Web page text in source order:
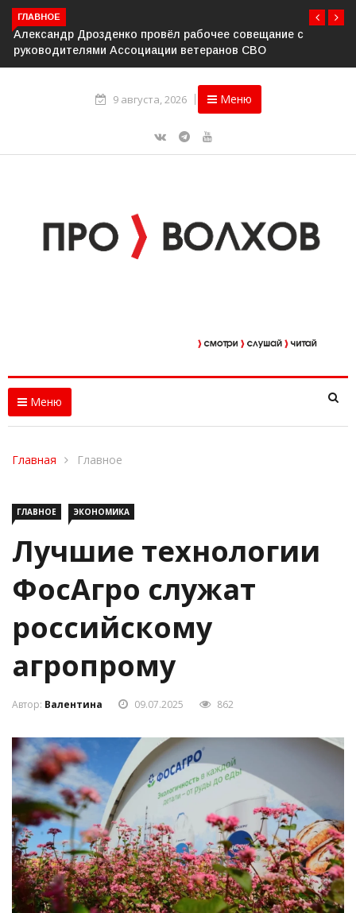
ГЛАВНОЕ
Александр Дрозденко провёл рабочее совещание с
руководителями Ассоциации ветеранов СВО
9 августа, 2026 Меню
Меню
Главная Главное
ГЛАВНОЕ ЭКОНОМИКА
Лучшие технологии
ФосАгро служат
российскому
агропрому
Автор: Валентина 09.07.2025 862